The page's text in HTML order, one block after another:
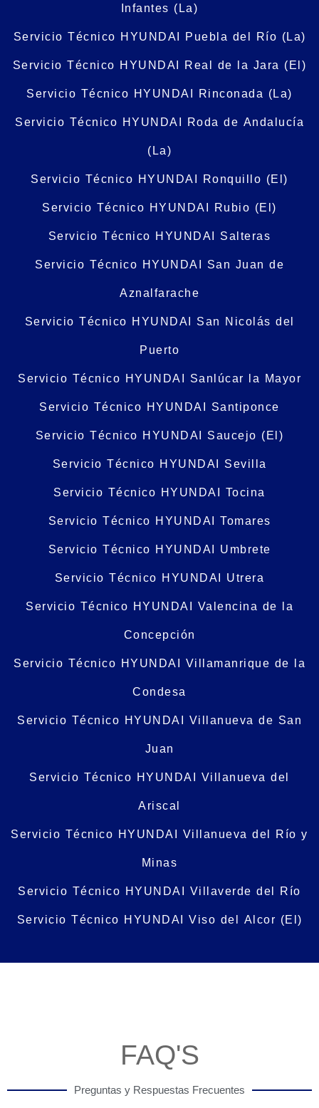
Infantes (La)
Servicio Técnico HYUNDAI Puebla del Río (La)
Servicio Técnico HYUNDAI Real de la Jara (El)
Servicio Técnico HYUNDAI Rinconada (La)
Servicio Técnico HYUNDAI Roda de Andalucía
(La)
Servicio Técnico HYUNDAI Ronquillo (El)
Servicio Técnico HYUNDAI Rubio (El)
Servicio Técnico HYUNDAI Salteras
Servicio Técnico HYUNDAI San Juan de
Aznalfarache
Servicio Técnico HYUNDAI San Nicolás del
Puerto
Servicio Técnico HYUNDAI Sanlúcar la Mayor
Servicio Técnico HYUNDAI Santiponce
Servicio Técnico HYUNDAI Saucejo (El)
Servicio Técnico HYUNDAI Sevilla
Servicio Técnico HYUNDAI Tocina
Servicio Técnico HYUNDAI Tomares
Servicio Técnico HYUNDAI Umbrete
Servicio Técnico HYUNDAI Utrera
Servicio Técnico HYUNDAI Valencina de la
Concepción
Servicio Técnico HYUNDAI Villamanrique de la
Condesa
Servicio Técnico HYUNDAI Villanueva de San
Juan
Servicio Técnico HYUNDAI Villanueva del
Ariscal
Servicio Técnico HYUNDAI Villanueva del Río y
Minas
Servicio Técnico HYUNDAI Villaverde del Río
Servicio Técnico HYUNDAI Viso del Alcor (El)
FAQ'S
Preguntas y Respuestas Frecuentes